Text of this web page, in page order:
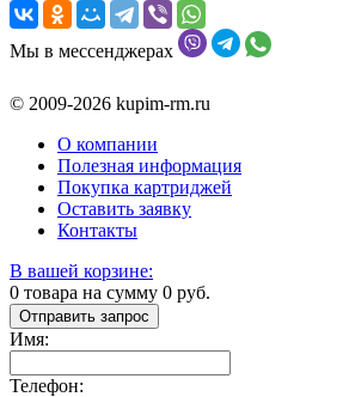
Мы в мессенджерах
© 2009-2026 kupim-rm.ru
О компании
Полезная информация
Покупка картриджей
Оставить заявку
Контакты
В вашей корзине:
0 товара на сумму 0 руб.
Отправить запрос
Имя:
Телефон: